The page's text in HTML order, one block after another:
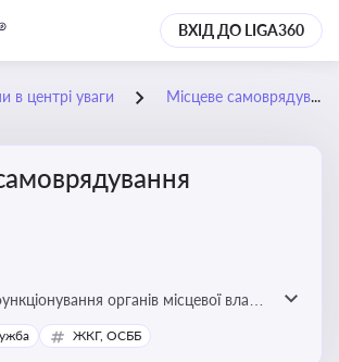
ВХІД ДО LIGA360
в центрі уваги Місцеве самоврядування
органів місцевої влади,
та здійснюють управлінські
місцевих громад (міст, сіл, селищ)
ЖКГ, ОСББ